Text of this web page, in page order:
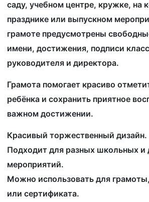
саду, учебном центре, кружке, на
празднике или выпускном
грамоте предусмотрены
имени, достижения, подписи
руководителя и директора.
Грамота помогает красиво
ребёнка и сохранить приятное
важном достижении.
Красивый торжественный дизайн.
Подходит для разных школьных и
мероприятий.
Можно использовать для
или сертификата.